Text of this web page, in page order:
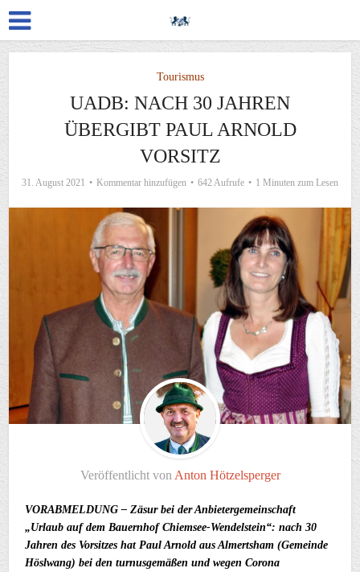
Tourismus
UADB: NACH 30 JAHREN
ÜBERGIBT PAUL ARNOLD
VORSITZ
31. August 2021 Kommentar hinzufügen 642 Aufrufe 1 Minuten zum Lesen
Veröffentlicht von Anton Hötzelsperger
VORABMELDUNG – Zäsur bei der Anbietergemeinschaft
„Urlaub auf dem Bauernhof Chiemsee-Wendelstein“: nach 30
Jahren des Vorsitzes hat Paul Arnold aus Almertsham (Gemeinde
Höslwang) bei den turnusgemäßen und wegen Corona